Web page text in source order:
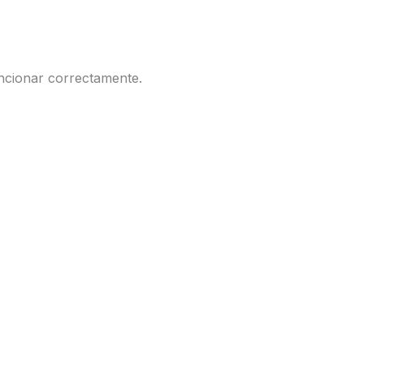
correctamente.